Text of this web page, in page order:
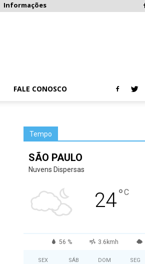
Informações
FALE CONOSCO
Tempo
SÃO PAULO
Nuvens Dispersas
24°C
56 % 3.6kmh
SEX SÁB DOM SEG